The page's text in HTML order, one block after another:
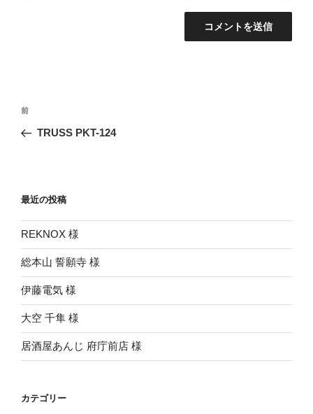
投
ナ
ー
シ
ョ
ン
前
の
前
TRUSS PKT-124
最近の投稿
REKNOX 様
総本山 誓願寺 様
伊藤電気 様
大空 千隼 様
居酒屋あんじ 府庁前店 様
カテゴリー